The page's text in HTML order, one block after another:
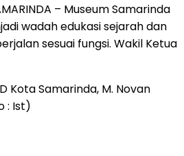
– Museum Samarinda
wadah edukasi sejarah dan
sesuai fungsi. Wakil Ketua